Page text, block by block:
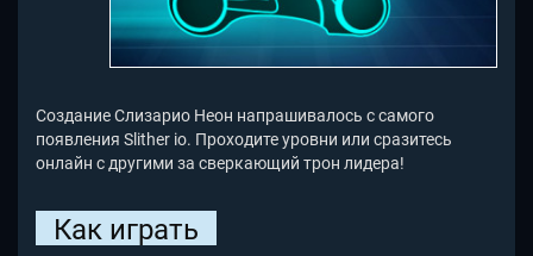
Создание Слизарио Неон напрашивалось с самого
появления Slither io. Проходите уровни или сразитесь
онлайн с другими за сверкающий трон лидера!
Как играть